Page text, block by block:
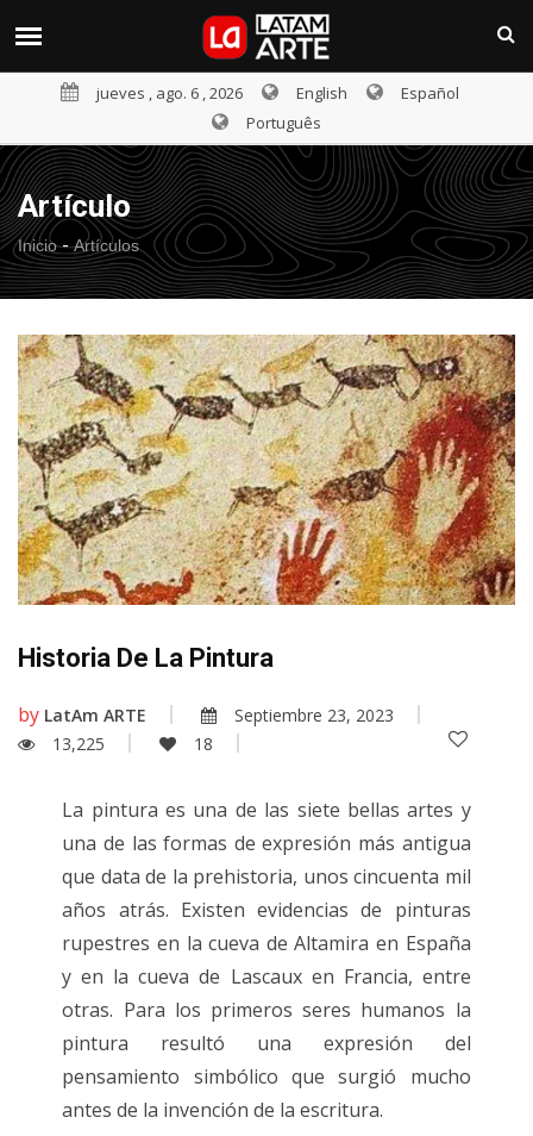
jueves , ago. 6 , 2026 English
Español
Português
Artículo
Inicio- Artículos
Historia De La Pintura
by LatAm ARTE
Septiembre 23, 2023
13,225
18
La pintura es una de las siete bellas artes y
una de las formas de expresión más antigua
que data de la prehistoria, unos cincuenta mil
años atrás. Existen evidencias de pinturas
rupestres en la cueva de Altamira en España
y en la cueva de Lascaux en Francia, entre
otras. Para los primeros seres humanos la
pintura resultó una expresión del
pensamiento simbólico que surgió mucho
antes de la invención de la escritura.